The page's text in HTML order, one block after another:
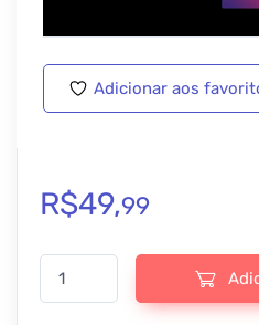
Adicionar aos
R$49,99
Tema Jupiter X | Elementor